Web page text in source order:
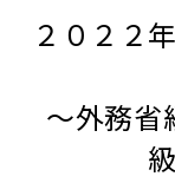
２０２２
～外務省